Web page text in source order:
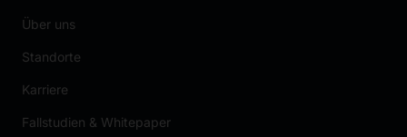
Über uns
Standorte
Karriere
Fallstudien & Whitepaper